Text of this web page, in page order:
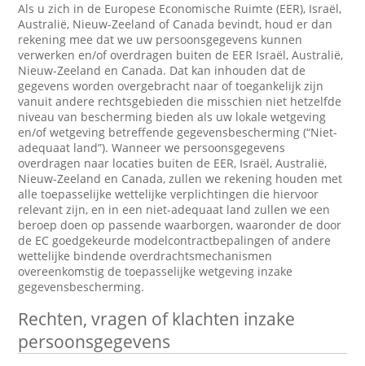
Als u zich in de Europese Economische Ruimte (EER), Israël,
Australië, Nieuw-Zeeland of Canada bevindt, houd er dan
rekening mee dat we uw persoonsgegevens kunnen
verwerken en/of overdragen buiten de EER Israël, Australië,
Nieuw-Zeeland en Canada. Dat kan inhouden dat de
gegevens worden overgebracht naar of toegankelijk zijn
vanuit andere rechtsgebieden die misschien niet hetzelfde
niveau van bescherming bieden als uw lokale wetgeving
en/of wetgeving betreffende gegevensbescherming (“Niet-
adequaat land”). Wanneer we persoonsgegevens
overdragen naar locaties buiten de EER, Israël, Australië,
Nieuw-Zeeland en Canada, zullen we rekening houden met
alle toepasselijke wettelijke verplichtingen die hiervoor
relevant zijn, en in een niet-adequaat land zullen we een
beroep doen op passende waarborgen, waaronder de door
de EC goedgekeurde modelcontractbepalingen of andere
wettelijke bindende overdrachtsmechanismen
overeenkomstig de toepasselijke wetgeving inzake
gegevensbescherming.
Rechten, vragen of klachten inzake
persoonsgegevens